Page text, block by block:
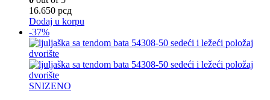
16.650 рсд
Dodaj u korpu
-37%
SNIZENO